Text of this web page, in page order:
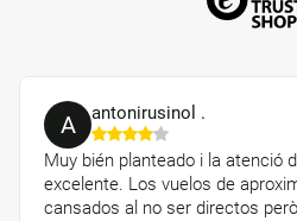
A antonirusinol .
Muy bién planteado i la atenció
excelente. Los vuelos de
cansados al no ser directos